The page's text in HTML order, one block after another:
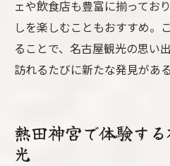
ェや飲食店も豊富に揃ってお
しを楽しむこともおすすめ。
ることで、名古屋観光の思い
訪れるたびに新たな発見があ
熱田神宮で体験す
光